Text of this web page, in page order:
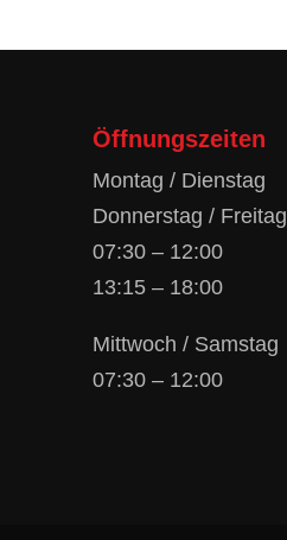
Öffnungszeiten
Montag / Dienstag
Donnerstag / Freitag
07:30 – 12:00
13:15 – 18:00
Mittwoch / Samstag
07:30 – 12:00